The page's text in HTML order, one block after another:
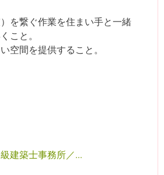
を繋ぐ作業を住まい手と一緒
こと。
空間を提供すること。
建築士事務所／...